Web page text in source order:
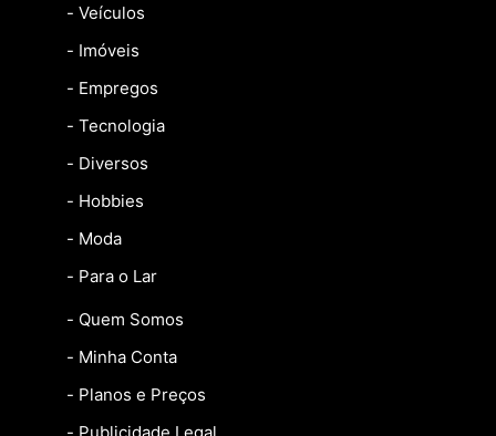
- Veículos
- Imóveis
- Empregos
- Tecnologia
- Diversos
- Hobbies
- Moda
- Para o Lar
- Quem Somos
- Minha Conta
- Planos e Preços
- Publicidade Legal